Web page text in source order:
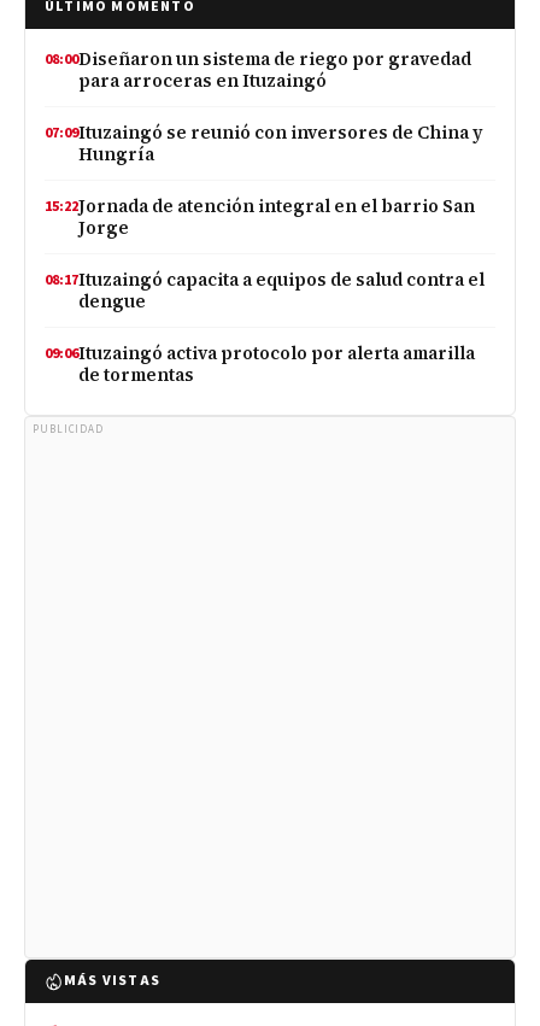
ÚLTIMO MOMENTO
08:00Diseñaron un sistema de riego por gravedad
para arroceras en Ituzaingó
07:09Ituzaingó se reunió con inversores de China y
Hungría
15:22Jornada de atención integral en el barrio San
Jorge
08:17Ituzaingó capacita a equipos de salud contra el
dengue
09:06Ituzaingó activa protocolo por alerta amarilla
de tormentas
PUBLICIDAD
MÁS VISTAS